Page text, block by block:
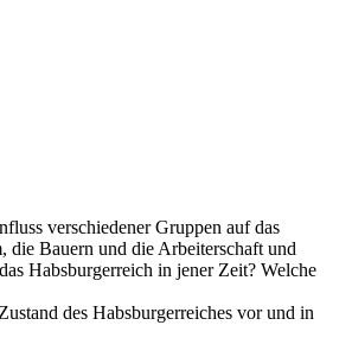
verschiedener Gruppen auf das
die Bauern und die Arbeiterschaft und
Habsburgerreich in jener Zeit? Welche
des Habsburgerreiches vor und in